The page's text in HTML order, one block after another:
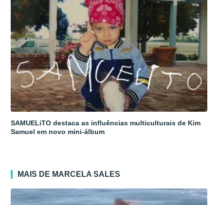
SAMUELiTO destaca as influências multiculturais de Kim
Samuel em novo mini-álbum
MAIS DE MARCELA SALES